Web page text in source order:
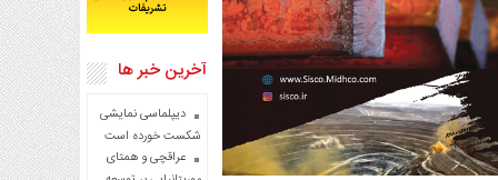
آخرین خبر ها
دیپلماسی نمایشی
شکست خورده است
عراقچی و همتای